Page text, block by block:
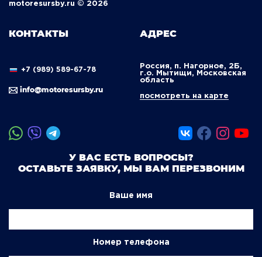
motoresursby.ru © 2026
КОНТАКТЫ
+7 (989) 589-67-78
info@motoresursby.ru
АДРЕС
Россия, п. Нагорное, 2Б,
г.о. Мытищи, Московская
область
посмотреть на карте
У ВАС ЕСТЬ ВОПРОСЫ?
ОСТАВЬТЕ ЗАЯВКУ, МЫ ВАМ ПЕРЕЗВОНИМ
Ваше имя
Номер телефона